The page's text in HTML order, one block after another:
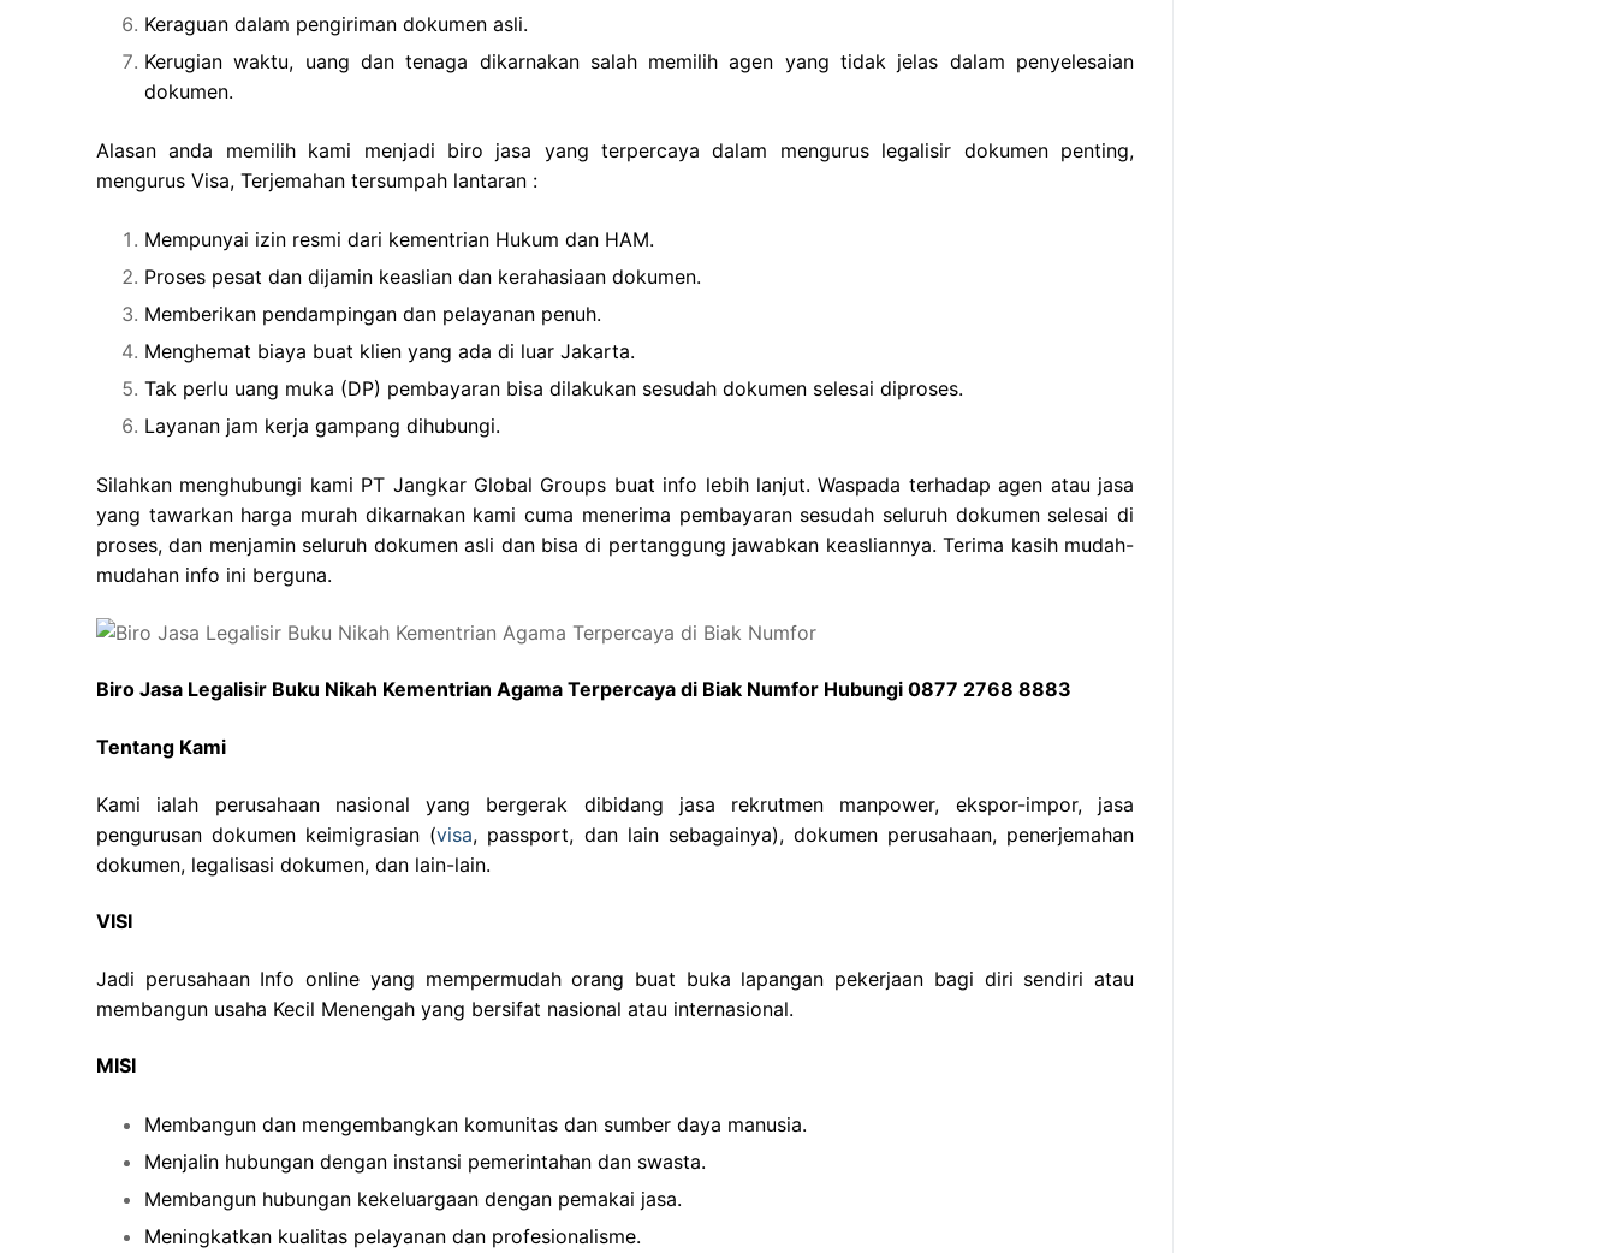
Keraguan dalam pengiriman dokumen asli.
Kerugian waktu, uang dan tenaga dikarnakan salah memilih agen yang tidak jelas dalam penyelesaian
dokumen.
Alasan anda memilih kami menjadi biro jasa yang terpercaya dalam mengurus legalisir dokumen penting,
mengurus Visa, Terjemahan tersumpah lantaran :
Mempunyai izin resmi dari kementrian Hukum dan HAM.
Proses pesat dan dijamin keaslian dan kerahasiaan dokumen.
Memberikan pendampingan dan pelayanan penuh.
Menghemat biaya buat klien yang ada di luar Jakarta.
Tak perlu uang muka (DP) pembayaran bisa dilakukan sesudah dokumen selesai diproses.
Layanan jam kerja gampang dihubungi.
Silahkan menghubungi kami PT Jangkar Global Groups buat info lebih lanjut. Waspada terhadap agen atau jasa
yang tawarkan harga murah dikarnakan kami cuma menerima pembayaran sesudah seluruh dokumen selesai di
proses, dan menjamin seluruh dokumen asli dan bisa di pertanggung jawabkan keasliannya. Terima kasih mudah-
mudahan info ini berguna.
Biro Jasa Legalisir Buku Nikah Kementrian Agama Terpercaya di Biak Numfor Hubungi 0877 2768 8883
Tentang Kami
Kami ialah perusahaan nasional yang bergerak dibidang jasa rekrutmen manpower, ekspor-impor, jasa
pengurusan dokumen keimigrasian (visa, passport, dan lain sebagainya), dokumen perusahaan, penerjemahan
dokumen, legalisasi dokumen, dan lain-lain.
VISI
Jadi perusahaan Info online yang mempermudah orang buat buka lapangan pekerjaan bagi diri sendiri atau
membangun usaha Kecil Menengah yang bersifat nasional atau internasional.
MISI
Membangun dan mengembangkan komunitas dan sumber daya manusia.
Menjalin hubungan dengan instansi pemerintahan dan swasta.
Membangun hubungan kekeluargaan dengan pemakai jasa.
Meningkatkan kualitas pelayanan dan profesionalisme.